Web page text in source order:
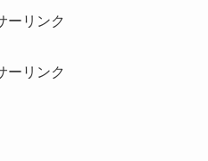
ーリンク
ーリンク